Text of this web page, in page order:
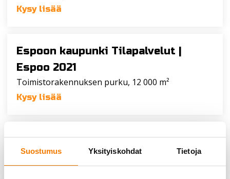
Suostumus Yksityiskohdat Tietoja
Kysy lisää
Espoon kaupunki Tilapalvelut |
Espoo 2021
Toimistorakennuksen purku, 12 000 m²
Kysy lisää
Pitäjänmäen Kiinteistöt Oy |
Helsinki 2021